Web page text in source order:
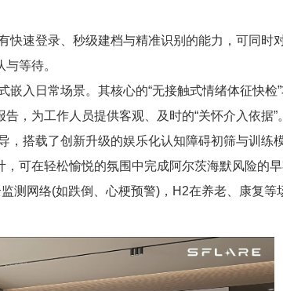
快速登录、秒级建档与精准识别的能力，可同时
等待。
入日常场景。其核心的“无接触式情绪体征快检
，为工作人员提供客观、及时的“关怀介入依据”
搭载了创新升级的娱乐化认知障碍初筛与训练
可在轻松愉悦的氛围中完成阿尔茨海默风险的
测网络(如跌倒、心梗预警)，H2在养老、康复等